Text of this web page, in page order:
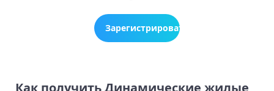
Зарегистрироваться